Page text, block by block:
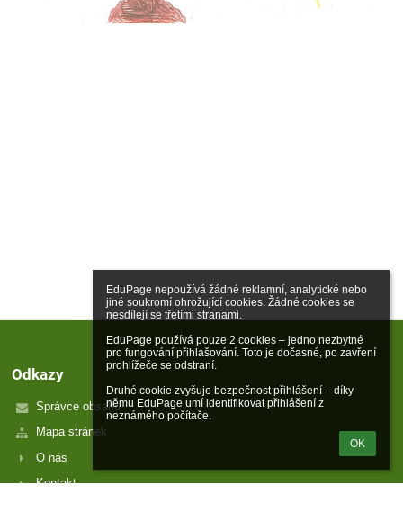
EduPage nepoužívá žádné reklamní, analytické nebo
jiné soukromí ohrožující cookies. Žádné cookies se
nesdílejí se třetími stranami.
EduPage používá pouze 2 cookies – jedno nezbytné
pro fungování přihlašování. Toto je dočasné, po zavření
prohlížeče se odstraní.
Druhé cookie zvyšuje bezpečnost přihlášení – díky
němu EduPage umí identifikovat přihlášení z
neznámého počítače.
OK
Odkazy
Správce obsahu
Mapa stránek
O nás
Kontakt